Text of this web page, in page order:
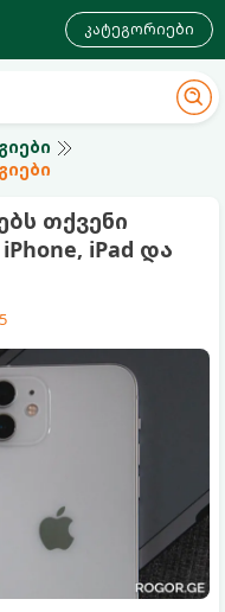
კატეგორიები
თქვენი
iPad და